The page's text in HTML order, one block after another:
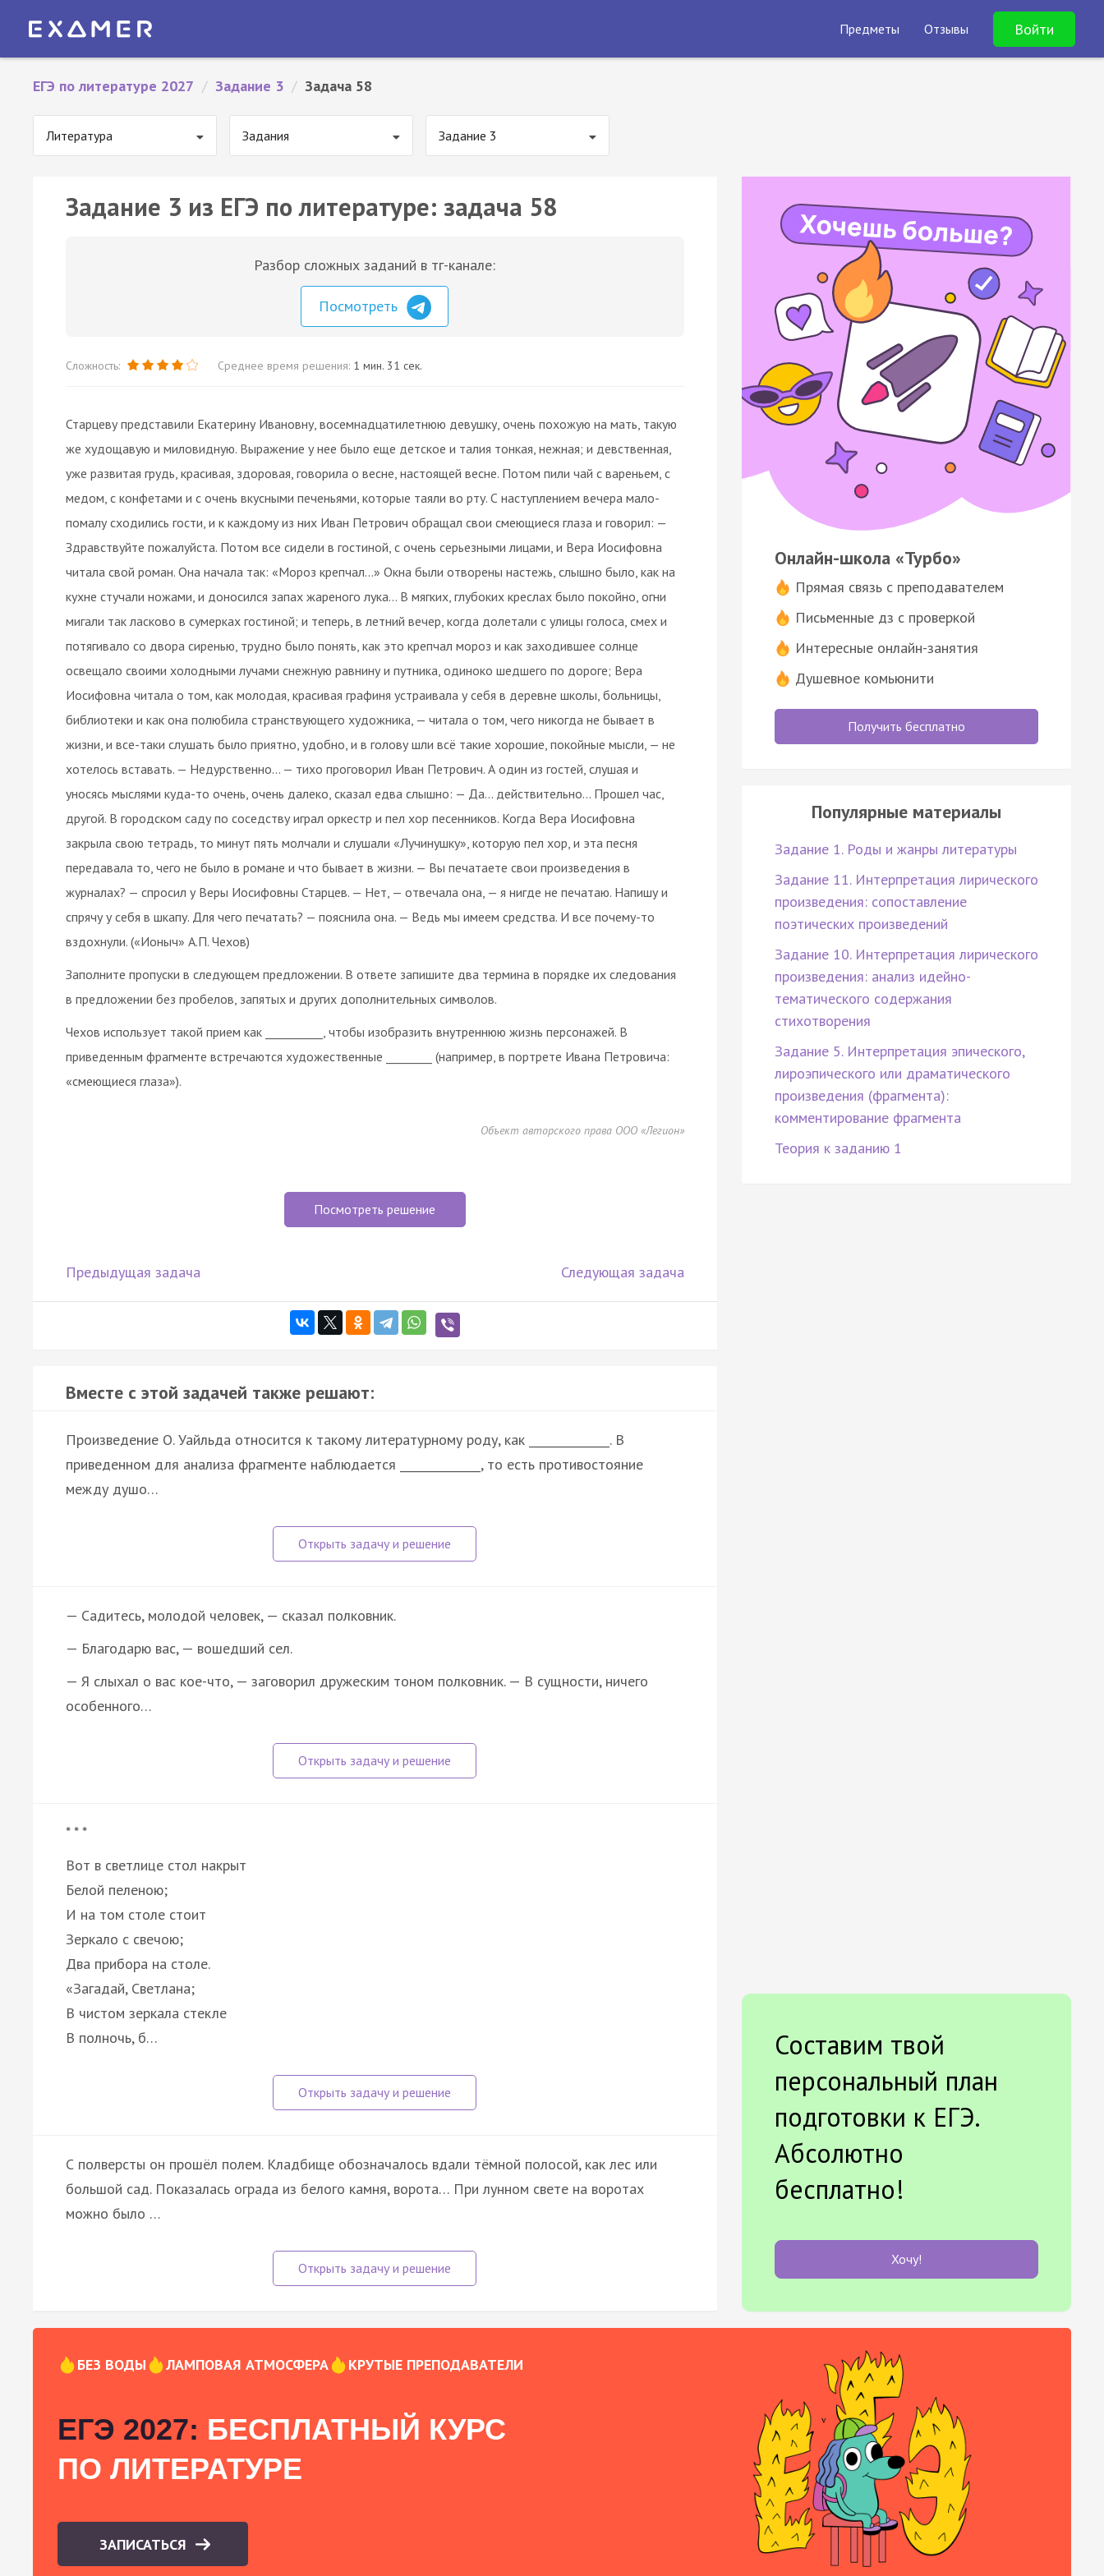
Предметы Отзывы Войти
ЕГЭ по литературе 2027 / Задание 3 / Задача 58
Литература Задания Задание 3
Задание 3 из ЕГЭ по литературе: задача 58
Разбор сложных заданий в тг-канале:
Посмотреть
Сложность: Среднее время решения: 1 мин. 31 сек.
Старцеву представили Екатерину Ивановну, восемнадцатилетнюю девушку, очень похожую на мать, такую
же худощавую и миловидную. Выражение у нее было еще детское и талия тонкая, нежная; и девственная,
уже развитая грудь, красивая, здоровая, говорила о весне, настоящей весне. Потом пили чай с вареньем, с
медом, с конфетами и с очень вкусными печеньями, которые таяли во рту. С наступлением вечера мало-
помалу сходились гости, и к каждому из них Иван Петрович обращал свои смеющиеся глаза и говорил: —
Здравствуйте пожалуйста. Потом все сидели в гостиной, с очень серьезными лицами, и Вера Иосифовна
читала свой роман. Она начала так: «Мороз крепчал...» Окна были отворены настежь, слышно было, как на
кухне стучали ножами, и доносился запах жареного лука... В мягких, глубоких креслах было покойно, огни
мигали так ласково в сумерках гостиной; и теперь, в летний вечер, когда долетали с улицы голоса, смех и
потягивало со двора сиренью, трудно было понять, как это крепчал мороз и как заходившее солнце
освещало своими холодными лучами снежную равнину и путника, одиноко шедшего по дороге; Вера
Иосифовна читала о том, как молодая, красивая графиня устраивала у себя в деревне школы, больницы,
библиотеки и как она полюбила странствующего художника, — читала о том, чего никогда не бывает в
жизни, и все-таки слушать было приятно, удобно, и в голову шли всё такие хорошие, покойные мысли, — не
хотелось вставать. — Недурственно... — тихо проговорил Иван Петрович. А один из гостей, слушая и
уносясь мыслями куда-то очень, очень далеко, сказал едва слышно: — Да... действительно... Прошел час,
другой. В городском саду по соседству играл оркестр и пел хор песенников. Когда Вера Иосифовна
закрыла свою тетрадь, то минут пять молчали и слушали «Лучинушку», которую пел хор, и эта песня
передавала то, чего не было в романе и что бывает в жизни. — Вы печатаете свои произведения в
журналах? — спросил у Веры Иосифовны Старцев. — Нет, — отвечала она, — я нигде не печатаю. Напишу и
спрячу у себя в шкапу. Для чего печатать? — пояснила она. — Ведь мы имеем средства. И все почему-то
вздохнули. («Ионыч» А.П. Чехов)
Заполните пропуски в следующем предложении. В ответе запишите два термина в порядке их следования
в предложении без пробелов, запятых и других дополнительных символов.
Чехов использует такой прием как __________, чтобы изобразить внутреннюю жизнь персонажей. В
приведенным фрагменте встречаются художественные ________ (например, в портрете Ивана Петровича:
«смеющиеся глаза»).
Объект авторского права ООО «Легион»
Посмотреть решение
Предыдущая задача Следующая задача
Вместе с этой задачей также решают:
Произведение О. Уайльда относится к такому литературному роду, как ______________. В
приведенном для анализа фрагменте наблюдается ______________, то есть противостояние
между душо…
— Садитесь, молодой человек, — сказал полковник.
— Благодарю вас, — вошедший сел.
— Я слыхал о вас кое-что, — заговорил дружеским тоном полковник. — В сущности, ничего
особенного…
* * *
Вот в светлице стол накрыт
Белой пеленою;
И на том столе стоит
Зеркало с свечою;
Два прибора на столе.
«Загадай, Светлана;
В чистом зеркала стекле
В полночь, б…
С полверсты он прошёл полем. Кладбище обозначалось вдали тёмной полосой, как лес или
большой сад. Показалась ограда из белого камня, ворота… При лунном свете на воротах
можно было …
Онлайн-школа «Турбо»
Прямая связь с преподавателем
Письменные дз с проверкой
Интересные онлайн-занятия
Душевное комьюнити
Получить бесплатно
Популярные материалы
Задание 1. Роды и жанры литературы
Задание 11. Интерпретация лирического
произведения: сопоставление
поэтических произведений
Задание 10. Интерпретация лирического
произведения: анализ идейно-
тематического содержания
стихотворения
Задание 5. Интерпретация эпического,
лироэпического или драматического
произведения (фрагмента):
комментирование фрагмента
Теория к заданию 1
Составим твой
персональный план
подготовки к ЕГЭ.
Абсолютно
бесплатно!
Хочу!
БЕЗ ВОДЫ ЛАМПОВАЯ АТМОСФЕРА КРУТЫЕ ПРЕПОДАВАТЕЛИ
ЕГЭ 2027: БЕСПЛАТНЫЙ КУРС
ПО ЛИТЕРАТУРЕ
ЗАПИСАТЬСЯ